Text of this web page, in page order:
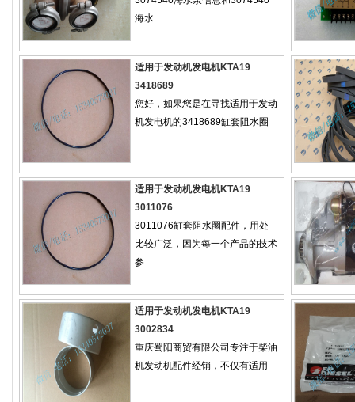
海水
适用于发动机发电机KTA19
3418689
您好，如果您是在寻找适用于发动
机发电机的3418689缸套阻水圈
适用于发动机发电机KTA19
3011076
3011076缸套阻水圈配件，用处
比较广泛，因为每一个产品的技术
参
适用于发动机发电机KTA19
3002834
重庆蜀阳商贸有限公司专注于柴油
机发动机配件经销，不仅有适用